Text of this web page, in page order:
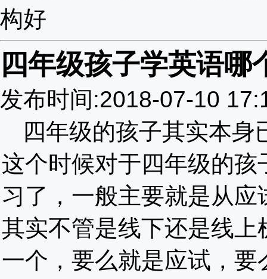
构好
四年级孩子学英语哪
发布时间:2018-07-10
四年级的孩子其实本
这个时候对于四年级的
习了，一般主要就是从
其实不管是线下还是线
一个，要么就是应试，